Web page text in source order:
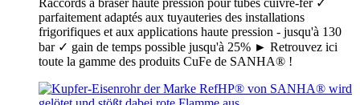
Raccords à braser haute pression pour tubes cuivre-fer ✓
parfaitement adaptés aux tuyauteries des installations
frigorifiques et aux applications haute pression - jusqu'à 130
bar ✓ gain de temps possible jusqu'à 25% ► Retrouvez ici
toute la gamme des produits CuFe de SANHA® !